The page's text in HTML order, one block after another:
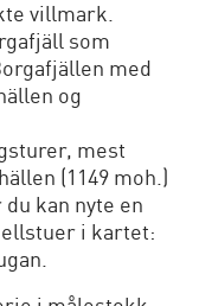
villmark.
som
med
og
mest
(1149 moh.)
kan nyte en
i kartet: